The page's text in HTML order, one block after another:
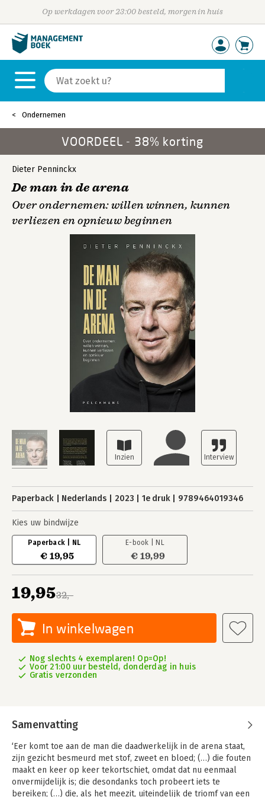
Op werkdagen voor 23:00 besteld, morgen in huis
Ondernemen
VOORDEEL - 38% korting
Dieter Penninckx
De man in de arena
Over ondernemen: willen winnen, kunnen
verliezen en opnieuw beginnen
Paperback Nederlands 2023 1e druk 9789464019346
Kies uw bindwijze
Paperback | NL
€ 19,95
E-book | NL
€ 19,99
32,-
19,95
In winkelwagen
Nog slechts 4 exemplaren! Op=Op!
Voor 21:00 uur besteld, donderdag in huis
Gratis verzonden
Samenvatting
‘Eer komt toe aan de man die daadwerkelijk in de arena staat,
zijn gezicht besmeurd met stof, zweet en bloed; (…) die fouten
maakt en keer op keer tekortschiet, omdat dat nu eenmaal
onvermijdelijk is; die desondanks toch probeert iets te
bereiken; (…) die, als het meezit, uiteindelijk de triomf van een